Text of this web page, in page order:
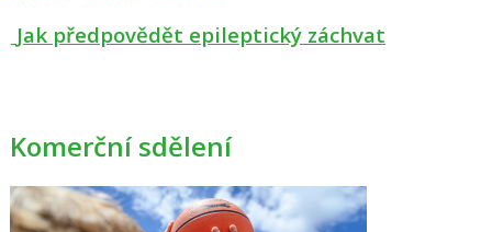
Jak předpovědět epileptický záchvat
Komerční sdělení